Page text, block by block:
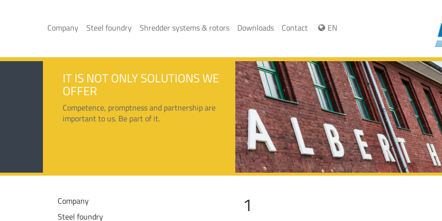
Company Steel foundry Shredder systems & rotors Downloads Contact EN
IT IS NOT ONLY SOLUTIONS WE
OFFER
Competence, promptness and partnership are
important to us. Be part of it.
Company
Steel foundry
1